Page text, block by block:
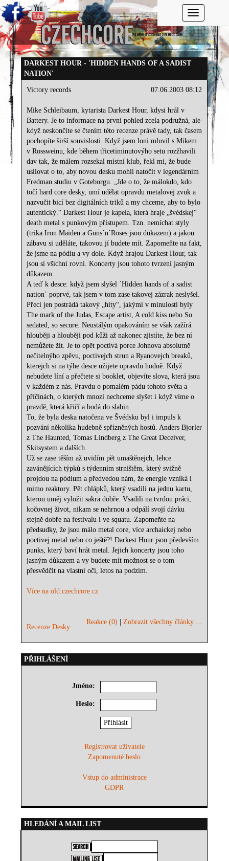
Toggle
DARKEST HOUR - 'HIDDEN HANDS OF A SADIST
NATION'
07.06.2003 08:12
Victory records
Mike Schleibaum, kytarista Darkest Hour, kdysi hrál v
Battery. Je to informace na první pohled zcela podružná, ale
když neskončíte se čtením této recenze právě tady, tak časem
pochopíte širší souvislosti. Když jsem loni mluvil s Mikem
v Rossweinu, kde během třicetiminutovýho setu rozžhavili
dav tak, že málem rozsekal místní klub, řekl mi, že bude
usilovat o to, aby novou desku mohli natočit v legendárním
Fredman studiu v Goteborgu. „Jde o to, že málokdo, kdo
točí hard core desky, umí udělat opravdu metalovej zvuk a
nazvučit bicí bez digitálních triků a my chceme, aby to bylo
autentický.“ Darkest Hour je kapela, která hraje „švédskej“
death metal s punkovým přístupem. Tzn. nemíchat styly
(trika Iron Maiden a Guns´n´Roses jsou důkazem) a jakou
zábavu si uděláte, takovou jí budete mít. Zapomeňte na fakt,
že jsme na pódiu a vy dole. Když hrajou Darkest Hour, tak
jsou si všichni rovni. Koncerty jsou tohoto tvrzení jasným
důkazem.
A teď k desce: když jsem slyšel ´Hidden hands of a sadist
nation´ poprvé, tak jsem v tom zase takovej zázrak neslyšel.
Přeci jen postrádá takový „hity“, jakými v minulosti byly
The mark of the Judas, Escape artist, A cold kiss nebo So
sedated, so secure. Neustálým opakováním se však zažírá
hlouběji a hlouběji pod kůži až nakonec zjistíte, že bez ní
nemůžete žít. Je to opět poctivá porce Johnova absolutně
nečitelnýho zpěvu, poctivejch strun a Ryanovejch breaků,
kterejch si na týhe desce užijete opravdu hodně. Když
nebudete líní a přečtete si booklet, objevíte slova, která jsou
v každém z nás. Pravdu o pomalém pádu tohoto světa a
příčinách, o kterých mnozí nechceme slyšet i když víme o
pravdě, která křičí a bodá do slabin.
To, že byla deska natočena ve Švédsku byl i impuls k
pozvání několika hudebně spřízněných hostů. Anders Bjorler
z The Haunted, Tomas Lindberg z The Great Deceiver,
Skitsystem a dalších.
Už se zase těším až uvidím pět umaštěnejch, lehce
zavánějících týpků s týdenním strništěm, který svižně
projdou na pódium a předvedou nám, že energie vzniká i
mimo reaktory. Pět chlápků, který vsadili na jednu kartu,
kterou uměj vyložit sakra dobře. Vsadili na tvrdou práci,
kočovnej život, nikam se nehrnou a odpálí svojí dávku
stejně dobře na festivalu i ve squatu. Zapomeňte na
předsudky, že jsou málo metal core, více archaickej nebo
poctivej metal nebo co ještě?! Darkest Hour jsou především
punks, který baví hrát metal. Jejich koncerty jsou toho
jasným důkazem a vy budete mít možnost se o tom
přesvědčit na vlastní oči, letos na podzim.
Více na old.czechcore.cz
Recenze Desky
Reakce (0) |Zobrazit všechny články ...
PŘIHLÁŠENÍ
Jméno:
Heslo:
Registrovat uživatele
Zapomenuté heslo
Vstup do administrace
GDPR
HLEDÁNÍ A MAIL LIST